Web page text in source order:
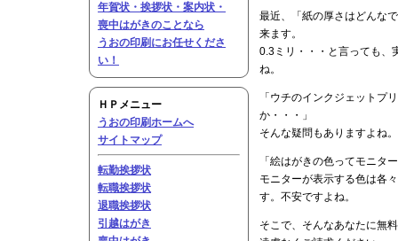
最近、「紙の厚さはどんな
来ます。
0.3ミリ・・・と言っても、
ね。
「ウチのインクジェットプ
か・・・」
そんな疑問もありますよね。
「絵はがきの色ってモニタ
モニターが表示する色は各
す。不安ですよね。
そこで、そんなあなたに無
年賀状・挨拶状・案内状・
喪中はがきのことなら
うおの印刷にお任せくださ
い！
ＨＰメニュー
うおの印刷ホームへ
サイトマップ
転勤挨拶状
転職挨拶状
退職挨拶状
引越はがき